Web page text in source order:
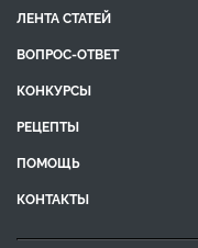
ЛЕНТА СТАТЕЙ
ВОПРОС-ОТВЕТ
КОНКУРСЫ
РЕЦЕПТЫ
ПОМОЩЬ
КОНТАКТЫ